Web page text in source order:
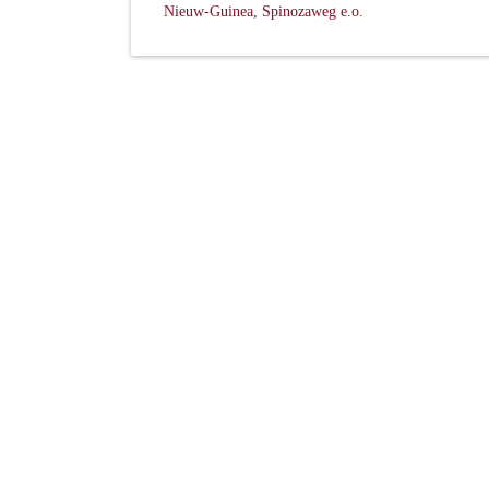
Nieuw-Guinea, Spinozaweg e.o.